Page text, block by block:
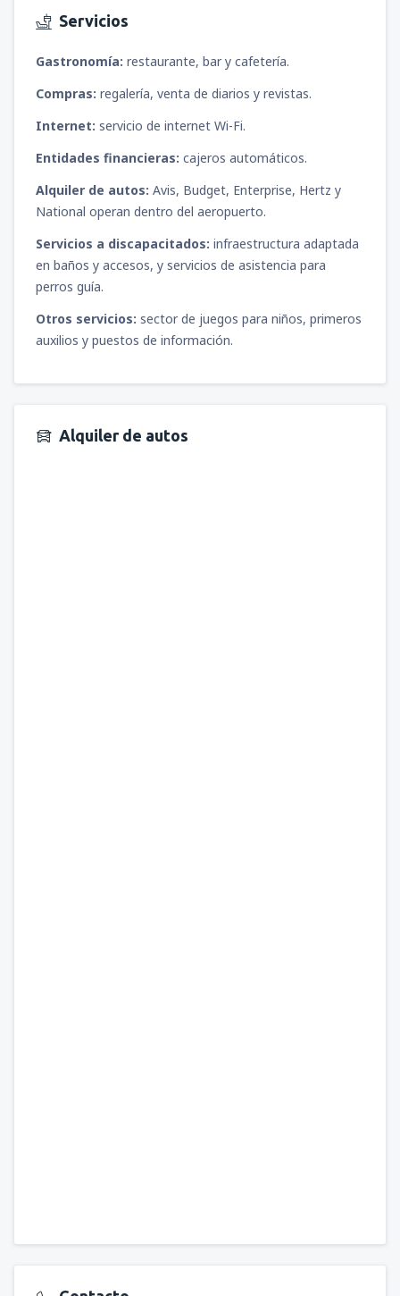
Servicios
Gastronomía: restaurante, bar y cafetería.
Compras: regalería, venta de diarios y revistas.
Internet: servicio de internet Wi-Fi.
Entidades financieras: cajeros automáticos.
Alquiler de autos: Avis, Budget, Enterprise, Hertz y
National operan dentro del aeropuerto.
Servicios a discapacitados: infraestructura adaptada
en baños y accesos, y servicios de asistencia para
perros guía.
Otros servicios: sector de juegos para niños, primeros
auxilios y puestos de información.
Alquiler de autos